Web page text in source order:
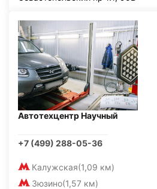
Автотехцентр Научный
+7 (499) 288-05-36
Калужская(1,09 км)
Зюзино(1,57 км)